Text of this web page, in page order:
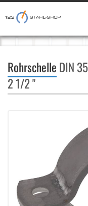
Rohrschelle DIN
2 1/2 "